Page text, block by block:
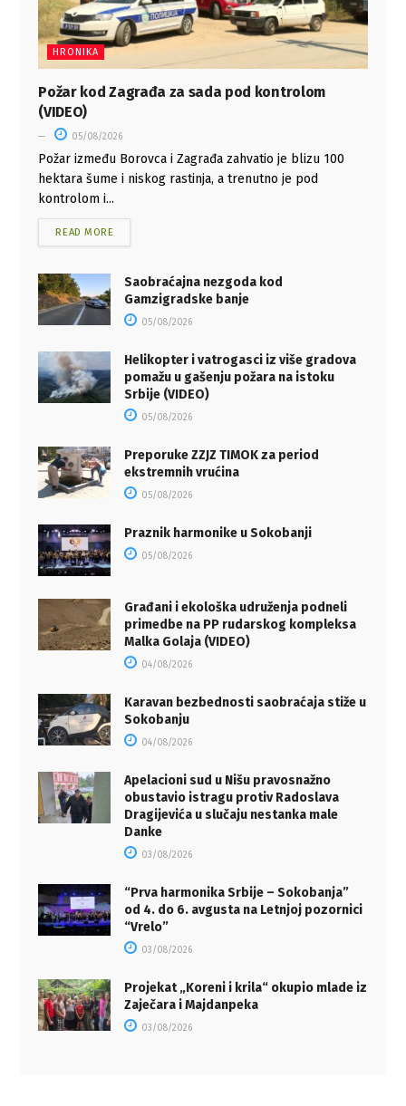
HRONIKA
Požar kod Zagrađa za sada pod kontrolom
(VIDEO)
05/08/2026
Požar između Borovca i Zagrađa zahvatio je blizu 100
hektara šume i niskog rastinja, a trenutno je pod
kontrolom i...
READ MORE
Saobraćajna nezgoda kod
Gamzigradske banje
05/08/2026
Helikopter i vatrogasci iz više gradova
pomažu u gašenju požara na istoku
Srbije (VIDEO)
05/08/2026
Preporuke ZZJZ TIMOK za period
ekstremnih vrućina
05/08/2026
Praznik harmonike u Sokobanji
05/08/2026
Građani i ekološka udruženja podneli
primedbe na PP rudarskog kompleksa
Malka Golaja (VIDEO)
04/08/2026
Karavan bezbednosti saobraćaja stiže u
Sokobanju
04/08/2026
Apelacioni sud u Nišu pravosnažno
obustavio istragu protiv Radoslava
Dragijevića u slučaju nestanka male
Danke
03/08/2026
“Prva harmonika Srbije – Sokobanja”
od 4. do 6. avgusta na Letnjoj pozornici
“Vrelo”
03/08/2026
Projekat „Koreni i krila“ okupio mlade iz
Zaječara i Majdanpeka
03/08/2026